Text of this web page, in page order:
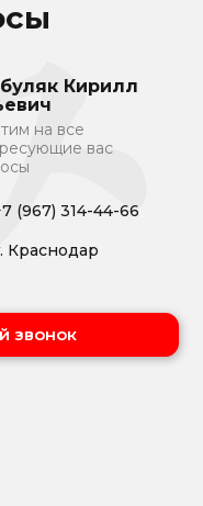
Кирилл
на все
вас
(967) 314-44-66
Краснодар
звонок